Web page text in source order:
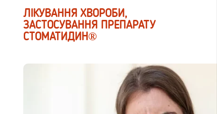
ЛІКУВАННЯ ХВОРОБИ,
ЗАСТОСУВАННЯ ПРЕПАРАТУ
СТОМАТИДИН®